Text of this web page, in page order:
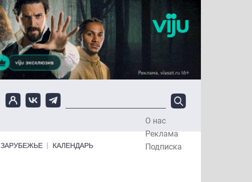
О нас
Реклама
Подписка
ЗАРУБЕЖЬЕ КАЛЕНДАРЬ